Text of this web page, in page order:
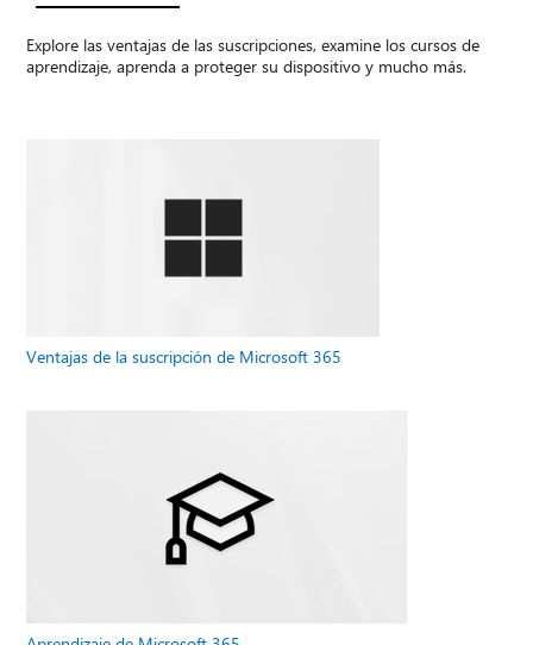
Explore las ventajas de las suscripciones, examine los cursos de
aprendizaje, aprenda a proteger su dispositivo y mucho más.
Ventajas de la suscripción de Microsoft 365